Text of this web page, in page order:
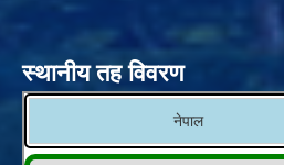
स्थानीय तह विवरण